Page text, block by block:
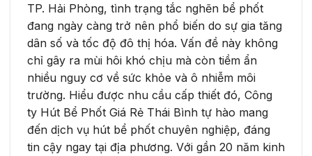
TP. Hải Phòng, tình trạng tắc nghẽn bể phốt
đang ngày càng trở nên phổ biến do sự gia tăng
dân số và tốc độ đô thị hóa. Vấn đề này không
chỉ gây ra mùi hôi khó chịu mà còn tiềm ẩn
nhiều nguy cơ về sức khỏe và ô nhiễm môi
trường. Hiểu được nhu cầu cấp thiết đó, Công
ty Hút Bể Phốt Giá Rẻ Thái Bình tự hào mang
đến dịch vụ hút bể phốt chuyên nghiệp, đáng
tin cậy ngay tại địa phương. Với gần 20 năm kinh